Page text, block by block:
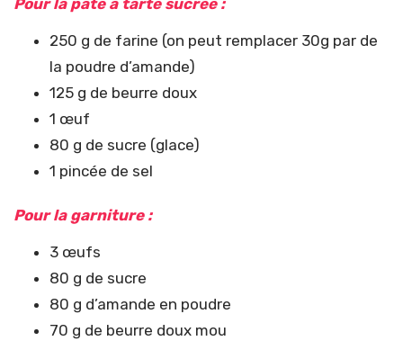
Pour la pâte à tarte sucrée :
250 g de farine (on peut remplacer 30g par de
la poudre d’amande)
125 g de beurre doux
1 œuf
80 g de sucre (glace)
1 pincée de sel
Pour la garniture :
3 œufs
80 g de sucre
80 g d’amande en poudre
70 g de beurre doux mou